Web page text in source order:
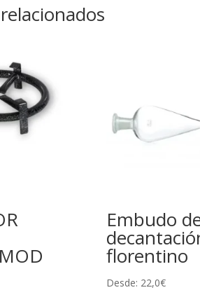
Embudo
florentino
Desde: 22,0€